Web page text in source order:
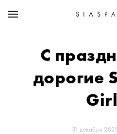
С
дорогие
31 декабря